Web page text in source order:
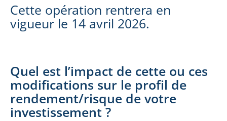
Cette opération rentrera en
vigueur le 14 avril 2026.
Quel est l’impact de cette ou ces
modifications sur le profil de
rendement/risque de votre
investissement ?